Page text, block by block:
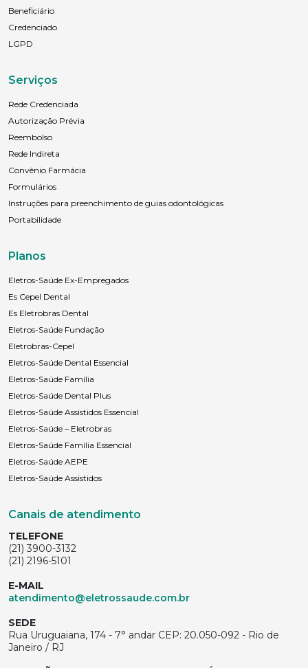
Beneficiário
Credenciado
LGPD
Serviços
Rede Credenciada
Autorização Prévia
Reembolso
Rede Indireta
Convênio Farmácia
Formulários
Instruções para preenchimento de guias odontológicas
Portabilidade
Planos
Eletros-Saúde Ex-Empregados
Es Cepel Dental
Es Eletrobras Dental
Eletros-Saúde Fundação
Eletrobras-Cepel
Eletros-Saúde Dental Essencial
Eletros-Saúde Família
Eletros-Saúde Dental Plus
Eletros-Saúde Assistidos Essencial
Eletros-Saúde – Eletrobras
Eletros-Saúde Família Essencial
Eletros-Saúde AEPE
Eletros-Saúde Assistidos
Canais de atendimento
TELEFONE
(21) 3900-3132
(21) 2196-5101
E-MAIL
atendimento@eletrossaude.com.br
SEDE
Rua Uruguaiana, 174 - 7° andar CEP: 20.050-092 - Rio de
Janeiro / RJ